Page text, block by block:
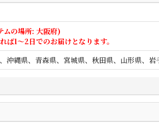
ムの場所: 大阪府)
ば1～2日でのお届けとなります。
沖縄県、青森県、宮城県、秋田県、山形県、岩